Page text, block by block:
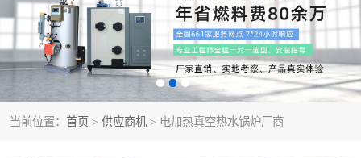
当前位置： 首页 > 供应商机 > 电加热真空热水锅炉厂商